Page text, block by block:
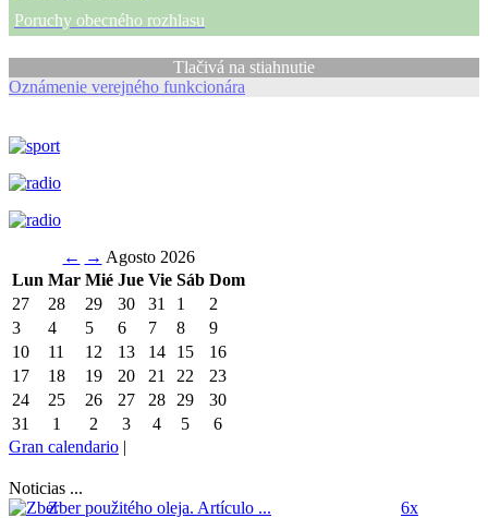
Poruchy obecného rozhlasu
Tlačivá na stiahnutie
Oznámenie verejného funkcionára
← → Agosto 2026
Lun Mar Mié Jue Vie Sáb Dom
27
28 29 30 31 1
2
3
4 5 6 7 8
9
10
11 12 13 14 15
16
17
18 19 20 21 22
23
24
25 26 27 28 29
30
31
1 2 3 4 5
6
Gran calendario |
Noticias ...
Zber použitého oleja. Artículo ... 6x